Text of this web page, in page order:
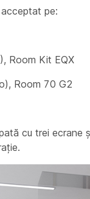
pe:
Room Kit EQX
Room 70 G2
cu trei ecrane